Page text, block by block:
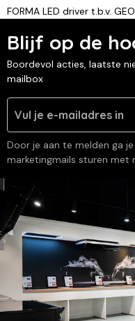
FORMA LED driver t.b.v.
Blijf op de
Boordevol acties, laatste
mailbox
Door je aan te melden ga
marketingmails sturen met